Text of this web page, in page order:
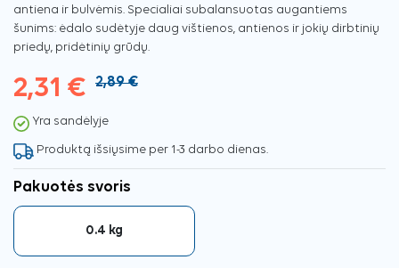
antiena ir bulvėmis. Specialiai subalansuotas augantiems
šunims: ėdalo sudėtyje daug vištienos, antienos ir jokių dirbtinių
priedų, pridėtinių grūdų.
2,31 € 2,89 €
Yra sandėlyje
Produktą išsiųsime per 1-3 darbo dienas.
Pakuotės svoris
0.4 kg